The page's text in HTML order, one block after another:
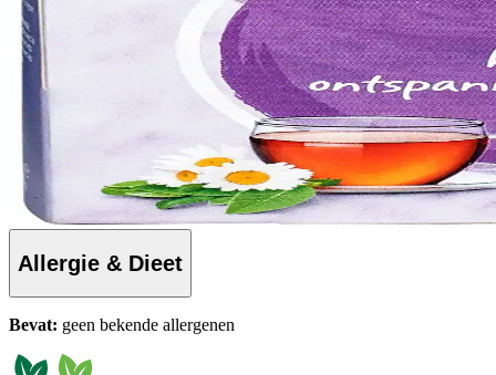
Allergie & Dieet
Bevat: geen bekende allergenen